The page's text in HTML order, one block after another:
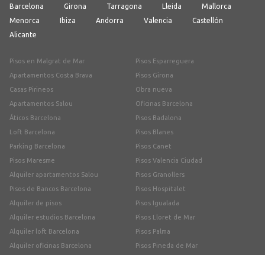
Barcelona Girona Tarragona Lleida
Mallorca
Menorca
Ibiza Andorra Valencia
Castellón
Alicante
Pisos en Malgrat de Mar
Apartamentos Costa Brava
Casas Pirineos
Apartamentos Salou
Áticos Barcelona
Loft Barcelona
Parking Barcelona
Pisos Maresme
Alquiler apartamentos Salou
Pisos de Bancos Barcelona
Alquiler de pisos
Alquiler estudios Barcelona
Alquiler loft Barcelona
Alquiler oficinas Barcelona
Pisos Esparreguera
Pisos Girona
Obra nueva
Oficinas Barcelona
Pisos Badalona
Pisos Blanes
Pisos Canet
Pisos Valencia Ciudad
Pisos Granollers
Pisos Hospitalet
Pisos Igualada
Pisos Lloret de Mar
Pisos Palma
Pisos Pineda de Mar